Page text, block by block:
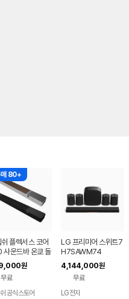
80+
플렉서스 코어
사운드바 온쿄 돌
모스 업파이어
시어터 TV 티비
투스 스피커
원
무료
공식스토어
LG 프리미어 스위트7
H7SAWM74
4,144,000원
무료
LG전자